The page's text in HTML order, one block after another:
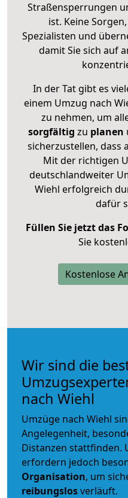
Straßensperrungen
ist. Keine
Spezialisten und
damit Sie sich auf
In der Tat gibt es
einem Umzug nach
zu nehmen, um
sorgfältig zu planen
sicherzustellen, dass
Mit der richtigen
deutschlandweiter
Wiehl erfolgreich
dafür
Füllen Sie jetzt das
Sie
Kostenlose
Wir sind die
nach Wiehl
Umzüge nach Wiehl
Angelegenheit,
Distanzen stattfinden.
erfordern jedoch
Organisation, um
reibungslosverläuft.